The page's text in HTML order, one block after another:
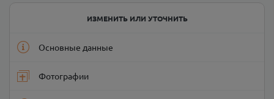
ИЗМЕНИТЬ ИЛИ УТОЧНИТЬ
Основные данные
Фотографии